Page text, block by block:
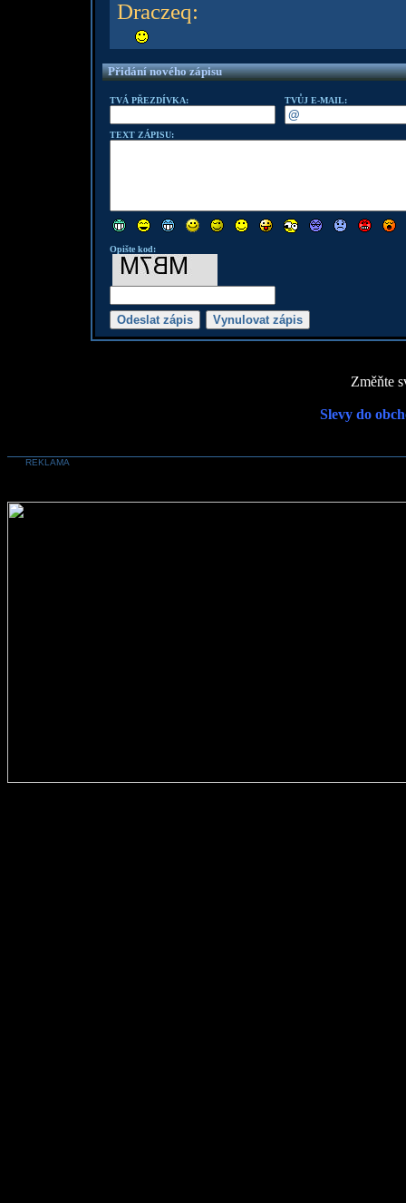
Draczeq:
Přidání nového zápisu
TVÁ PŘEZDÍVKA: TVŮJ E-MAIL:
TEXT ZÁPISU:
Opište kod:
Změňte
Slevy do
REKLAMA